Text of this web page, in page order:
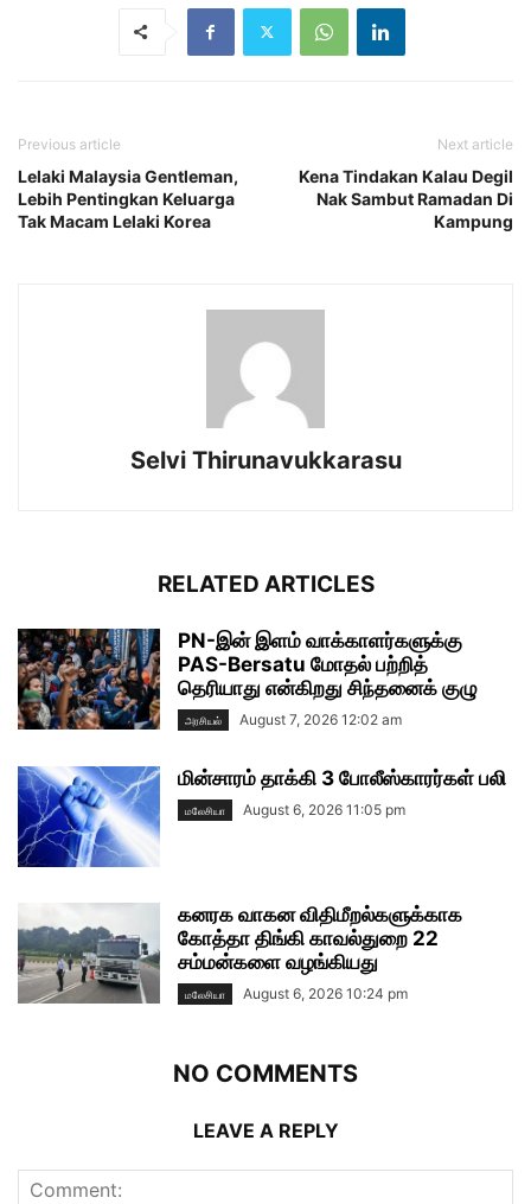
Previous article
Lelaki Malaysia Gentleman,
Lebih Pentingkan Keluarga
Tak Macam Lelaki Korea
Next article
Kena Tindakan Kalau Degil
Nak Sambut Ramadan Di
Kampung
Selvi Thirunavukkarasu
RELATED ARTICLES
PN-இன் இளம் வாக்காளர்களுக்கு
PAS-Bersatu மோதல் பற்றித்
தெரியாது என்கிறது சிந்தனைக் குழு
அரசியல் August 7, 2026 12:02 am
மின்சாரம் தாக்கி 3 போலீஸ்காரர்கள் பலி
மலேசியா August 6, 2026 11:05 pm
கனரக வாகன விதிமீறல்களுக்காக
கோத்தா திங்கி காவல்துறை 22
சம்மன்களை வழங்கியது
மலேசியா August 6, 2026 10:24 pm
NO COMMENTS
LEAVE A REPLY